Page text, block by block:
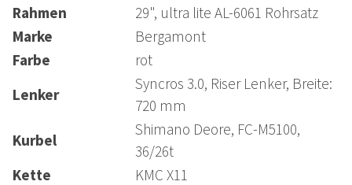
Rahmen
29", ultra lite AL-6061 Rohrsatz
Marke
Bergamont
Farbe
rot
Lenker
Syncros 3.0, Riser Lenker, Breite:
720 mm
Kurbel
Shimano Deore, FC-M5100,
36/26t
Kette
KMC X11